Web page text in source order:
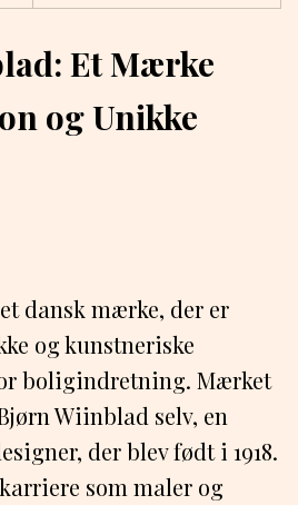
Et Mærke
og Unikke
dansk mærke, der er
og kunstneriske
boligindretning. Mærket
Wiinblad selv, en
der blev født i 1918.
som maler og